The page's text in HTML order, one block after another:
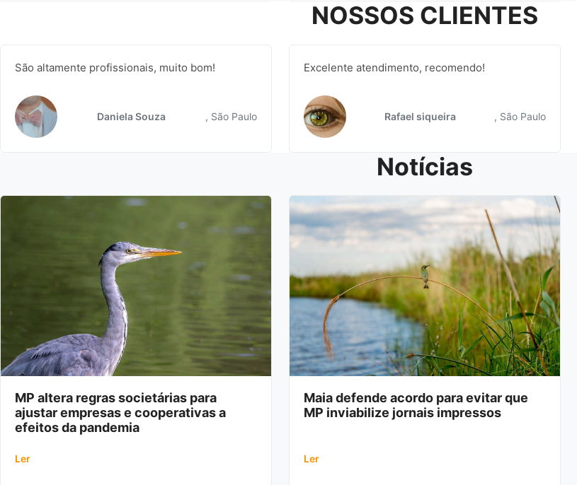
NOSSOS CLIENTES
São altamente profissionais, muito bom!
Daniela Souza , São Paulo
Excelente atendimento, recomendo!
Rafael siqueira , São Paulo
Notícias
MP altera regras societárias para
ajustar empresas e cooperativas a
efeitos da pandemia
Ler
Maia defende acordo para evitar que
MP inviabilize jornais impressos
Ler